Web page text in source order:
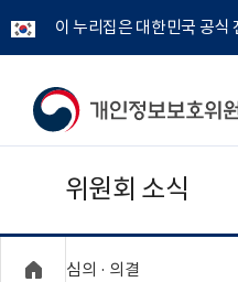
이 누리집은 대한민국 공식
개
보
위원회 소식
심의 · 의결